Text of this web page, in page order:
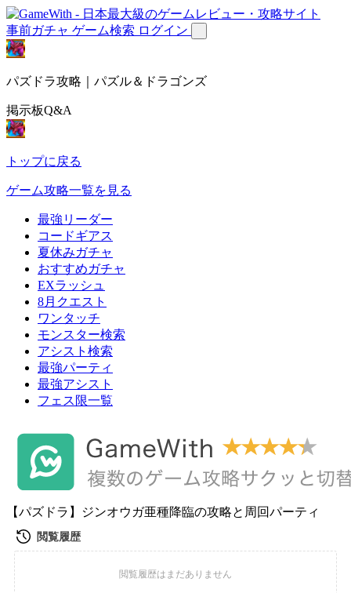
事前ガチャ ゲーム検索 ログイン
パズドラ攻略｜パズル＆ドラゴンズ
掲示板Q&A
トップに戻る
ゲーム攻略一覧を見る
最強リーダー
コードギアス
夏休みガチャ
おすすめガチャ
EXラッシュ
8月クエスト
ワンタッチ
モンスター検索
アシスト検索
最強パーティ
最強アシスト
フェス限一覧
【パズドラ】ジンオウガ亜種降臨の攻略と周回パーティ